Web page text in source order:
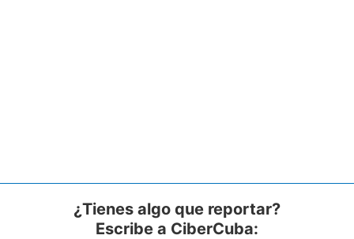
¿Tienes algo que reportar?
Escribe a CiberCuba: